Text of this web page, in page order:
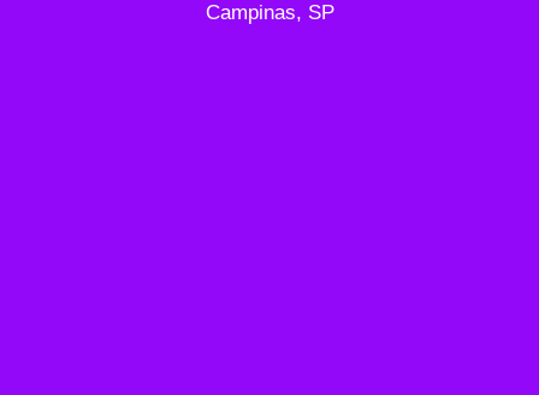
Campinas, SP